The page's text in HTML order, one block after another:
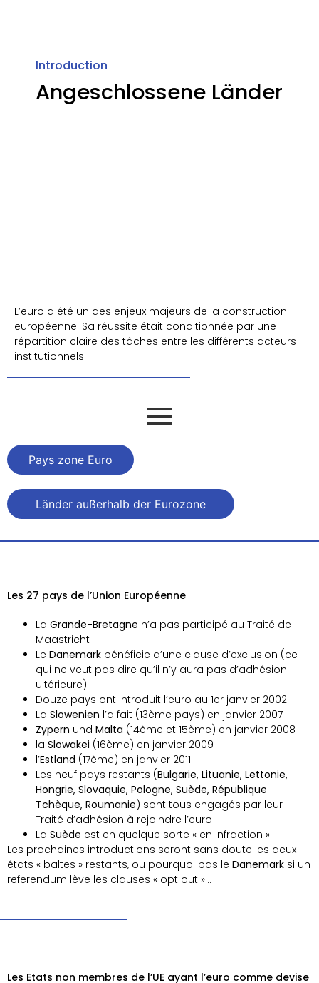
Introduction
Angeschlossene Länder
L’euro a été un des enjeux majeurs de la construction
européenne. Sa réussite était conditionnée par une
répartition claire des tâches entre les différents acteurs
institutionnels.
Pays zone Euro
Länder außerhalb der Eurozone
Les 27 pays de l’Union Européenne
La Grande-Bretagne n’a pas participé au Traité de
Maastricht
Le Danemark bénéficie d’une clause d’exclusion (ce
qui ne veut pas dire qu’il n’y aura pas d’adhésion
ultérieure)
Douze pays ont introduit l’euro au 1er janvier 2002
La Slowenien l’a fait (13ème pays) en janvier 2007
Zypern und Malta (14ème et 15ème) en janvier 2008
la Slowakei (16ème) en janvier 2009
l’Estland (17ème) en janvier 2011
Les neuf pays restants (Bulgarie, Lituanie, Lettonie,
Hongrie, Slovaquie, Pologne, Suède, République
Tchèque, Roumanie) sont tous engagés par leur
Traité d’adhésion à rejoindre l’euro
La Suède est en quelque sorte « en infraction »
Les prochaines introductions seront sans doute les deux
états « baltes » restants, ou pourquoi pas le Danemark si un
referendum lève les clauses « opt out »…
Les Etats non membres de l’UE ayant l’euro comme devise